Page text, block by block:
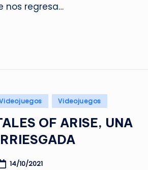
nos regresa…
Videojuegos
OF ARISE, UNA
14/10/2021